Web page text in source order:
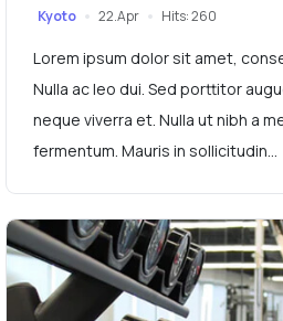
Kyoto 22.Apr Hits: 260
Lorem ipsum dolor sit amet,
Nulla ac leo dui. Sed porttitor
neque viverra et. Nulla ut nibh a
fermentum. Mauris in sollicitudin...